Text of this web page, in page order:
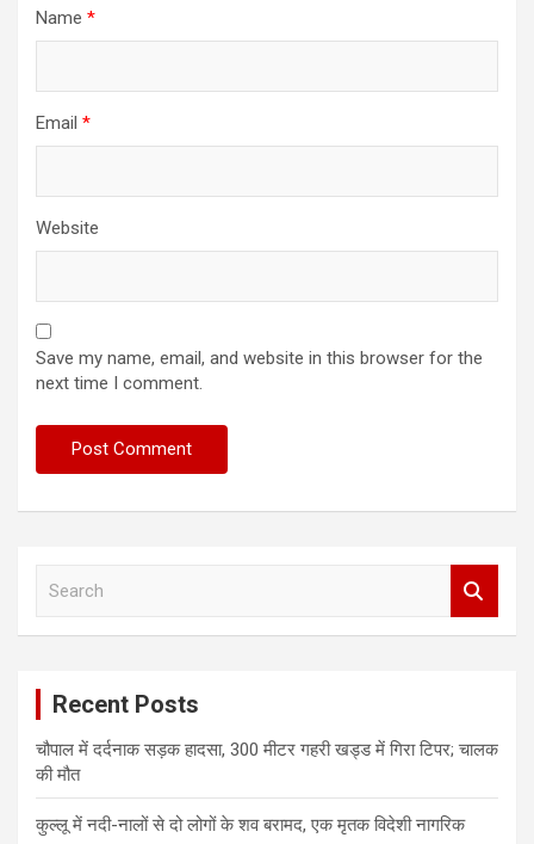
Name *
Email *
Website
Save my name, email, and website in this browser for the
next time I comment.
Recent Posts
चौपाल में दर्दनाक सड़क हादसा, 300 मीटर गहरी खड्ड में गिरा टिपर; चालक
की मौत
कुल्लू में नदी-नालों से दो लोगों के शव बरामद, एक मृतक विदेशी नागरिक